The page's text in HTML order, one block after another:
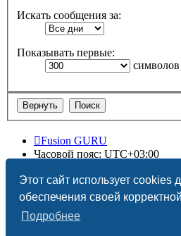
Этот сайт использует cookies
обеспечения своей
Подробнее
Искать сообщения за:
Показывать первые:
Fusion GURU
Часовой пояс: UTC+03:00
Создано на основеphpBB® Forum